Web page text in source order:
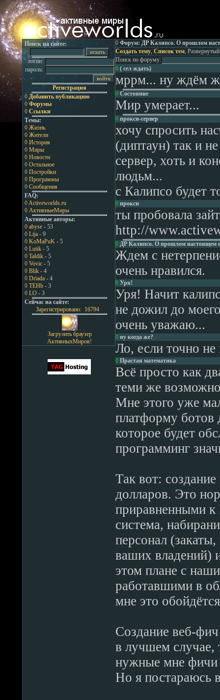
Поиск на сайте:
логин:
пароль:
Регистрация
◊ Добавить публикацию
◊ Форумы
◊ Ссылки
Темы:
◊ Жизнь
◊ Жители
◊ История
◊ Миры
◊ Новости
◊ Остальное
◊ Постройки
◊ Программы
◊ Сообщения
FAQ:
◊ Activeworlds.ru
◊ АктивныеМиры
Активные авторы:
◊ abyse - 53
◊ Lija - 9
◊ KoMaPuK - 5
◊ Lutik - 5
◊ Taldik - 5
◊ Vovic - 5
◊ Blik - 4
◊ Driada - 4
◊ TEHb - 3
◊ LO - 3
Сейчас на сайте:
Зарегистрировано: 16794
Загрузить браузер
АктивныхМиров!
◊ Форум: ДР Калипсо. О прошлом
Создать тему, Список тем,
Поиск по форуму:
◊ ( сел ждать)
мррм... ну ждём
◊ Состояние
Мир умерает...
◊ прокси-сервер
хочу спросить
(диптаун) так и
сервер, хоть и
людьм...
с Калипсо будет
◊ прокси
ты пробовала
http://
◊ ДР Калипсо. О прошлом настоящем
Ждем с
очень нравился.
◊ Уря!
Уря! Начит
не дожил до
очень уважаю...
◊ ну когда же?
Ло, если точно
◊ Прастая математика
Всё просто как
теми же
Мне этого уже
платформу ботов
которое будет
программинг
Так вот:
долларов. Это
приравненными
система,
персонал
ваших владений)
этом плане с
работавшими в
мне это
Создание веб-
в лучшем случае,
нужные мне фичи
Но я постараюсь